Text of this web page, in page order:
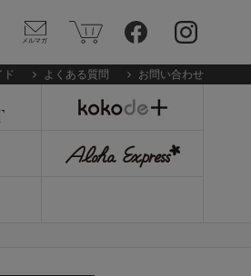
ド よくある質問 お問い合わせ